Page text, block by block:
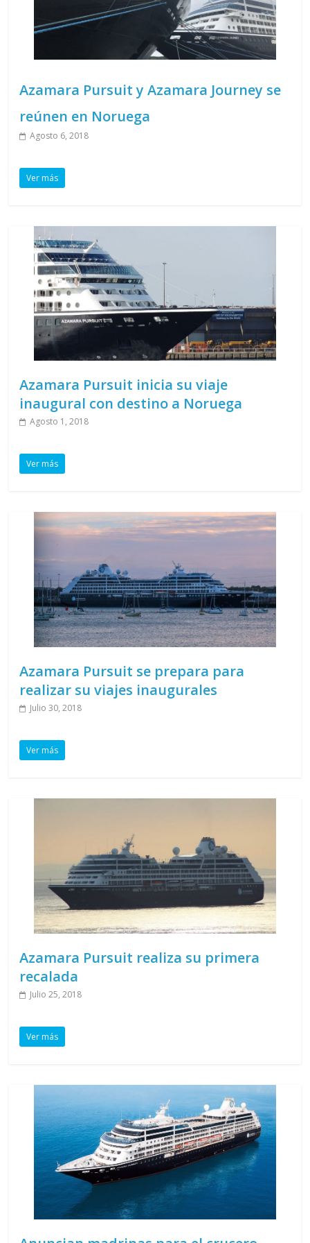
Azamara Pursuit y Azamara Journey se
reúnen en Noruega
Agosto 6, 2018
Ver más
Azamara Pursuit inicia su viaje
inaugural con destino a Noruega
Agosto 1, 2018
Ver más
Azamara Pursuit se prepara para
realizar su viajes inaugurales
Julio 30, 2018
Ver más
Azamara Pursuit realiza su primera
recalada
Julio 25, 2018
Ver más